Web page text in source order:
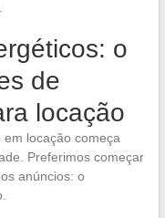
o
de
locação
locação começa
Preferimos começar
anúncios: o